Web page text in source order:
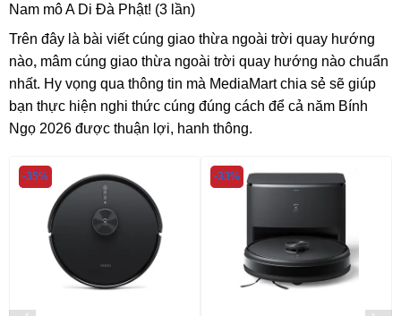
Nam mô A Di Đà Phật! (3 lần)
Trên đây là bài viết cúng giao thừa ngoài trời quay hướng
nào, mâm cúng giao thừa ngoài trời quay hướng nào chuẩn
nhất. Hy vọng qua thông tin mà MediaMart chia sẻ sẽ giúp
bạn thực hiện nghi thức cúng đúng cách để cả năm Bính
Ngọ 2026 được thuận lợi, hanh thông.
-35% -33%